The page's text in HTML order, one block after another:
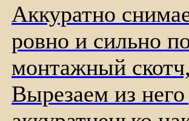
Аккуратно
ровно и сильно
монтажный
Вырезаем из